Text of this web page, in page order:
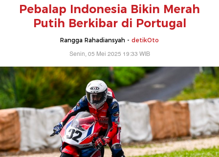
Pebalap Indonesia Bikin Merah
Putih Berkibar di Portugal
Rangga Rahadiansyah - detikOto
Senin, 05 Mei 2025 19:33 WIB